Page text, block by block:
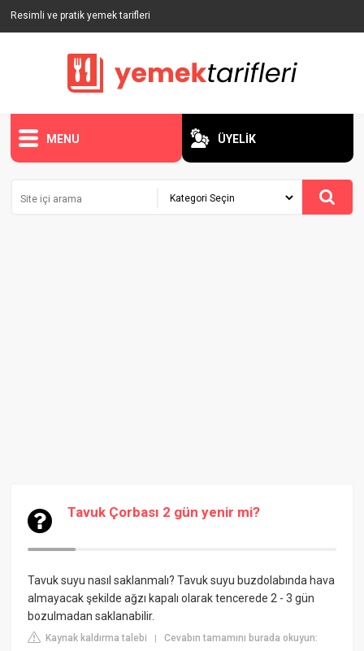
Resimli ve pratik yemek tarifleri
MENU ÜYELİK
Tavuk Çorbası 2 gün yenir mi?
Tavuk suyu nasıl saklanmalı? Tavuk suyu buzdolabında hava
almayacak şekilde ağzı kapalı olarak tencerede 2 - 3 gün
bozulmadan saklanabilir.
Kaynak kaldırma talebi |Cevabın tamamını burada okuyun: